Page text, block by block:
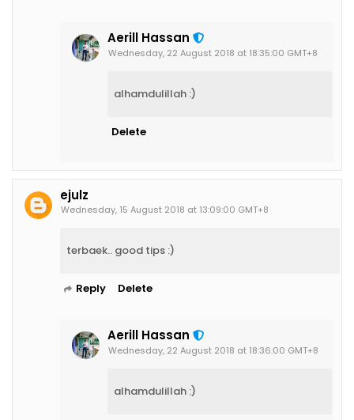
Aerill Hassan
Wednesday, 22 August 2018 at 18:35:00 GMT+8
alhamdulillah :)
Delete
ejulz
Wednesday, 15 August 2018 at 13:09:00 GMT+8
terbaek.. good tips :)
Reply Delete
Aerill Hassan
Wednesday, 22 August 2018 at 18:36:00 GMT+8
alhamdulillah :)